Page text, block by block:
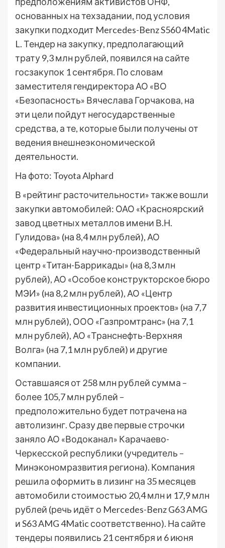
основанных на техзадании, под условия
закупки подходит Mercedes-Benz S560 4Matic
L. Тендер на закупку, предполагающий
трату 9,3 млн рублей, появился на сайте
госзакупок 1 сентября. По словам
заместителя гендиректора АО «ВО
«Безопасность» Вячеслава Горчакова, на
эти цели пойдут негосударственные
средства, а те, которые были получены от
ведения внешнеэкономической
деятельности.
На фото: Toyota Alphard
В «рейтинг расточительности» также вошли
закупки автомобилей: ОАО «Красноярский
завод цветных металлов имени В.Н.
Гулидова» (на 8,4 млн рублей), АО
«Федеральный научно-производственный
центр «Титан-Баррикады» (на 8,3 млн
рублей), АО «Особое конструкторское бюро
МЭИ» (на 8,2 млн рублей), АО «Центр
развития инвестиционных проектов» (на 7,7
млн рублей), ООО «Газпромтранс» (на 7,1
млн рублей), АО «Транснефть-Верхняя
Волга» (на 7,1 млн рублей) и другие
компании.
Оставшаяся от 258 млн рублей сумма –
более 105,7 млн рублей –
предположительно будет потрачена на
автолизинг. Сразу две первые строчки
заняло АО «Водоканал» Карачаево-
Черкесской республики (учредитель –
Минэкономразвития региона). Компания
решила оформить в лизинг на 35 месяцев
автомобили стоимостью 20,4 млн и 17,9 млн
рублей (речь идёт о Mercedes-Benz G63 AMG
и S63 AMG 4Matic соответственно). На сайте
тендеры появились 21 сентября и 6 июня